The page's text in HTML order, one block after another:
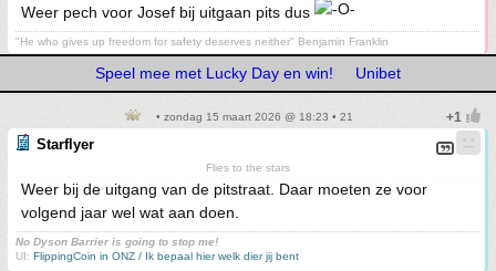
Weer pech voor Josef bij uitgaan pits dus
"He who gives up freedom for safety deserves neither" Benjamin Franklin
Speel mee met Lucky Day en win! Unibet
• zondag 15 maart 2026 @ 18:23 • 21
Starflyer
Flies to the stars
Weer bij de uitgang van de pitstraat. Daar moeten ze voor
volgend jaar wel wat aan doen.
No Dyson Barrier is going to stop me!
UI: FlippingCoin in ONZ / Ik bepaal hier welk dier jij bent